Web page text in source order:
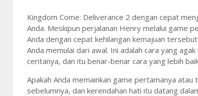
Kingdom Come: Deliverance 2 dengan cepat
Anda. Meskipun perjalanan Henry melalui game
Anda dengan cepat kehilangan kemajuan
Anda memulai dari awal. Ini adalah cara yang
ceritanya, dan itu benar-benar cara yang lebih
Apakah Anda memainkan game pertamanya
sebelumnya, dan kerendahan hati itu datang